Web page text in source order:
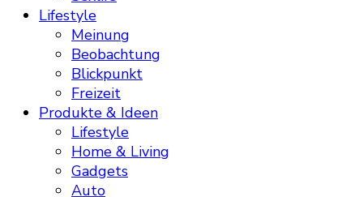
Lifestyle
Meinung
Beobachtung
Blickpunkt
Freizeit
Produkte & Ideen
Lifestyle
Home & Living
Gadgets
Auto